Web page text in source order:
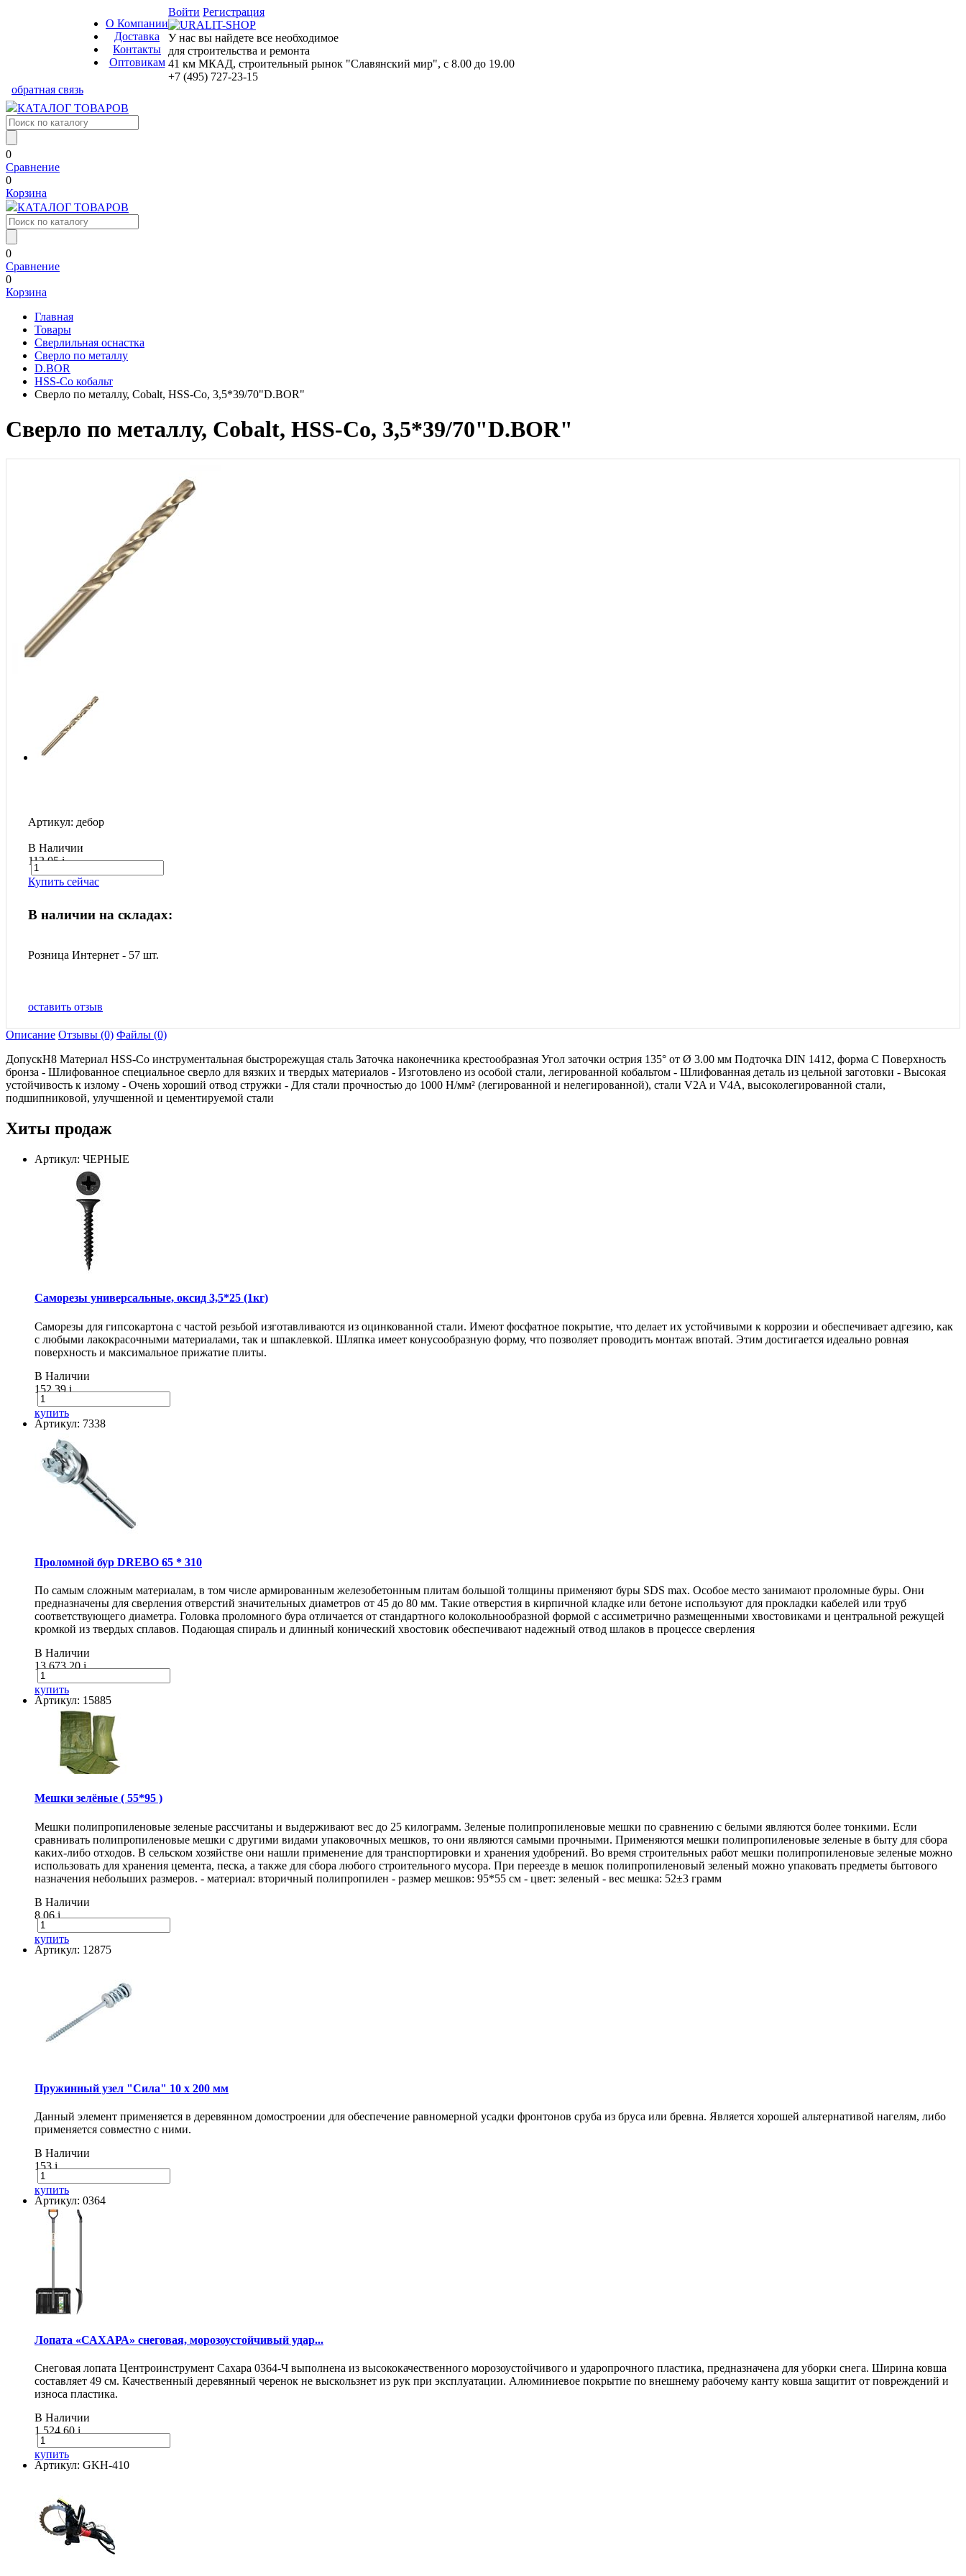
О Компании
Доставка
Контакты
Оптовикам
Войти Регистрация
У нас вы найдете все необходимое
для строительства и ремонта
41 км МКАД, строительный рынок "Славянский мир", с 8.00 до 19.00
+7 (495) 727-23-15
обратная связь
КАТАЛОГ ТОВАРОВ
0
Сравнение
0
Корзина
КАТАЛОГ ТОВАРОВ
0
Сравнение
0
Корзина
Главная
Товары
Сверлильная оснастка
Сверло по металлу
D.BOR
HSS-Co кобальт
Сверло по металлу, Cobalt, HSS-Co, 3,5*39/70"D.BOR"
Сверло по металлу, Cobalt, HSS-Co, 3,5*39/70"D.BOR"
Артикул: дебор
В Наличии
112.05i
Купить сейчас
В наличии на складах:
Розница Интернет - 57 шт.
оставить отзыв
Описание Отзывы (0) Файлы (0)
ДопускH8 Материал HSS-Со инструментальная быстрорежущая сталь Заточка наконечника крестообразная Угол заточки острия 135° от Ø 3.00 мм Подточка DIN 1412, форма C Поверхность
бронза - Шлифованное специальное сверло для вязких и твердых материалов - Изготовлено из особой стали, легированной кобальтом - Шлифованная деталь из цельной заготовки - Высокая
устойчивость к излому - Очень хороший отвод стружки - Для стали прочностью до 1000 Н/мм² (легированной и нелегированной), стали V2A и V4A, высоколегированной стали,
подшипниковой, улучшенной и цементируемой стали
Хиты продаж
Артикул: ЧЕРНЫЕ
Саморезы универсальные, оксид 3,5*25 (1кг)
Саморезы для гипсокартона с частой резьбой изготавливаются из оцинкованной стали. Имеют фосфатное покрытие, что делает их устойчивыми к коррозии и обеспечивает адгезию, как
с любыми лакокрасочными материалами, так и шпаклевкой. Шляпка имеет конусообразную форму, что позволяет проводить монтаж впотай. Этим достигается идеально ровная
поверхность и максимальное прижатие плиты.
В Наличии
152.39i
купить
Артикул: 7338
Проломной бур DREBO 65 * 310
По самым сложным материалам, в том числе армированным железобетонным плитам большой толщины применяют буры SDS max. Особое место занимают проломные буры. Они
предназначены для сверления отверстий значительных диаметров от 45 до 80 мм. Такие отверстия в кирпичной кладке или бетоне используют для прокладки кабелей или труб
соответствующего диаметра. Головка проломного бура отличается от стандартного колокольнообразной формой с ассиметрично размещенными хвостовиками и центральной режущей
кромкой из твердых сплавов. Подающая спираль и длинный конический хвостовик обеспечивают надежный отвод шлаков в процессе сверления
В Наличии
13 673.20i
купить
Артикул: 15885
Мешки зелёные ( 55*95 )
Мешки полипропиленовые зеленые рассчитаны и выдерживают вес до 25 килограмм. Зеленые полипропиленовые мешки по сравнению с белыми являются более тонкими. Если
сравнивать полипропиленовые мешки с другими видами упаковочных мешков, то они являются самыми прочными. Применяются мешки полипропиленовые зеленые в быту для сбора
каких-либо отходов. В сельском хозяйстве они нашли применение для транспортировки и хранения удобрений. Во время строительных работ мешки полипропиленовые зеленые можно
использовать для хранения цемента, песка, а также для сбора любого строительного мусора. При переезде в мешок полипропиленовый зеленый можно упаковать предметы бытового
назначения небольших размеров. - материал: вторичный полипропилен - размер мешков: 95*55 см - цвет: зеленый - вес мешка: 52±3 грамм
В Наличии
8.06i
купить
Артикул: 12875
Пружинный узел "Сила" 10 x 200 мм
Данный элемент применяется в деревянном домостроении для обеспечение равномерной усадки фронтонов сруба из бруса или бревна. Является хорошей альтернативой нагелям, либо
применяется совместно с ними.
В Наличии
153i
купить
Артикул: 0364
Лопата «САХАРА» снеговая, морозоустойчивый удар...
Снеговая лопата Центроинструмент Сахара 0364-Ч выполнена из высококачественного морозоустойчивого и ударопрочного пластика, предназначена для уборки снега. Ширина ковша
составляет 49 см. Качественный деревянный черенок не выскользнет из рук при эксплуатации. Алюминиевое покрытие по внешнему рабочему канту ковша защитит от повреждений и
износа пластика.
В Наличии
1 524.60i
купить
Артикул: GKH-410